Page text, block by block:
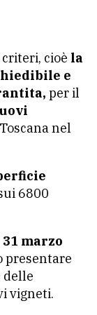
cioè la
e
per il
nel
6800
marzo
presentare
delle
vigneti.